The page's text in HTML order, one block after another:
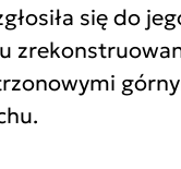
się do